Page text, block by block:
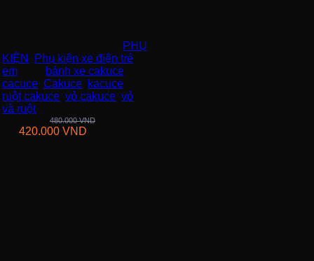
PHỤ
KIỆN
Phụ kiện xe điện trẻ
em
bánh xe cakuce
cacuce Cakuce kacuce
ruột cakuce vỏ cakuce vỏ
và ruột
480.000VND
420.000 VND